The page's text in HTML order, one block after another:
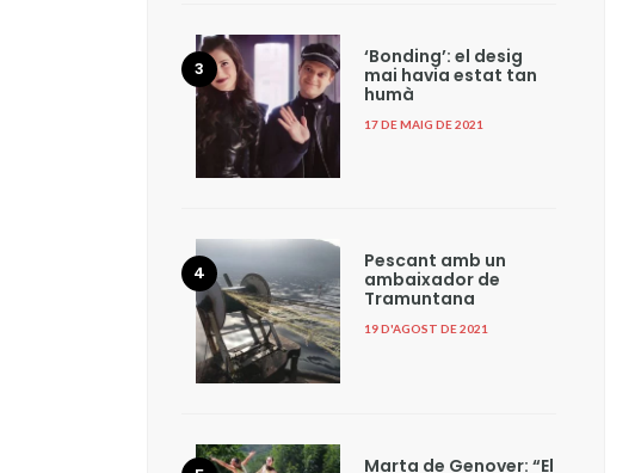
‘Bonding’: el desig
mai havia estat tan
humà
17 DE MAIG DE 2021
Pescant amb un
ambaixador de
Tramuntana
19 D'AGOST DE 2021
Marta de Genover: “El